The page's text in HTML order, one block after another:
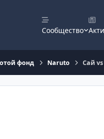
Сообщество
фонд Naruto Сай